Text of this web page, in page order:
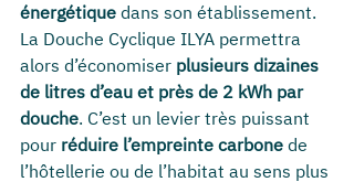
énergétique dans son établissement.
La Douche Cyclique ILYA permettra
alors d’économiser plusieurs dizaines
de litres d’eau et près de 2 kWh par
douche. C’est un levier très puissant
pour réduire l’empreinte carbone de
l’hôtellerie ou de l’habitat au sens plus